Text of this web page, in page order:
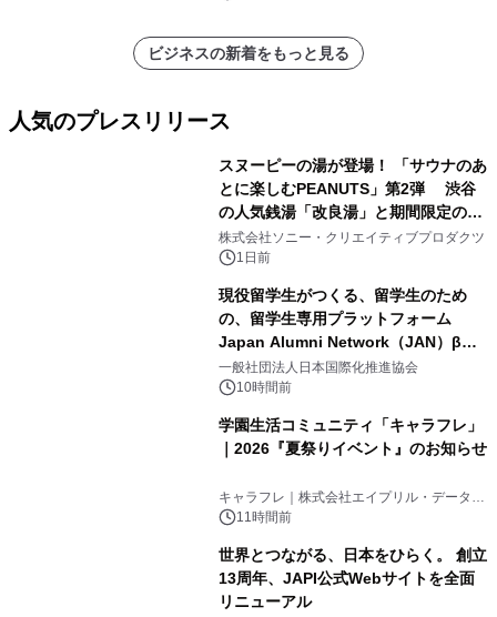
ビジネスの新着をもっと見る
人気のプレスリリース
スヌーピーの湯が登場！ 「サウナのあ
とに楽しむPEANUTS」第2弾 渋谷
の人気銭湯「改良湯」と期間限定のコ
ラボレーション サウナイキタイコラ
ボグッズも発売決定！
株式会社ソニー・クリエイティブプロダクツ
1日前
現役留学生がつくる、留学生のため
の、留学生専用プラットフォーム
Japan Alumni Network（JAN）β版
をリリース
一般社団法人日本国際化推進協会
10時間前
学園生活コミュニティ「キャラフレ」
｜2026『夏祭りイベント』のお知らせ
キャラフレ｜株式会社エイプリル・データ・
デザインズ
11時間前
世界とつながる、日本をひらく。 創立
13周年、JAPI公式Webサイトを全面
リニューアル